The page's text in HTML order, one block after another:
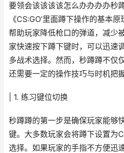
要领会该该该该怎么办办办办秒
《CS:GO’里面蹲下操作的基本
帮助玩家降低枪口的弹道，减少
家快速按下蹲下键时，可以迅速
多战术选择。然而，秒蹲蹲不仅
还需要一定的操作技巧与时机把握
| 1. 练习键位切换
秒蹲蹲的第一步是确保玩家能够
键。大多数玩家会将蹲下设置为
选择。如果玩家的手指不方便迅